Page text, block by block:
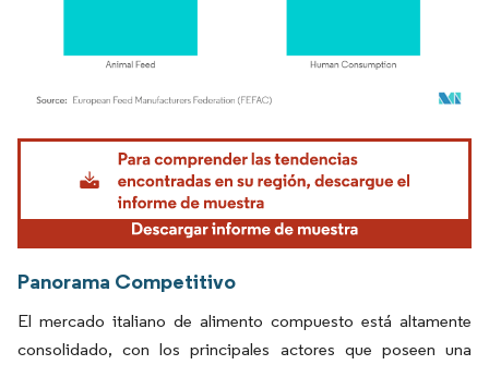
Imagen © Mordor Intelligence. El uso requiere atribución según CC BY 4.0.
Panorama Competitivo
El mercado italiano de alimento compuesto está altamente
consolidado, con los principales actores que poseen una